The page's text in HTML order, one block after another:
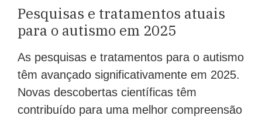
Pesquisas e tratamentos atuais
para o autismo em 2025
As pesquisas e tratamentos para o autismo
têm avançado significativamente em 2025.
Novas descobertas científicas têm
contribuído para uma melhor compreensão